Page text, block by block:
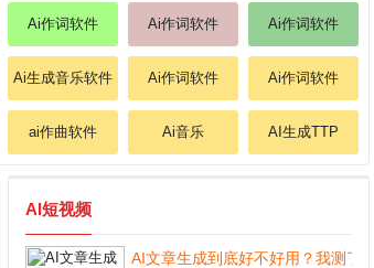
Ai作词软件 Ai作词软件 Ai作词软件
Ai生成音乐软件 Ai作词软件 Ai作词软件
ai作曲软件 Ai音乐 AI生成TTP
款文章_
AI短视频
AI文章生成到底好不好用？我测了